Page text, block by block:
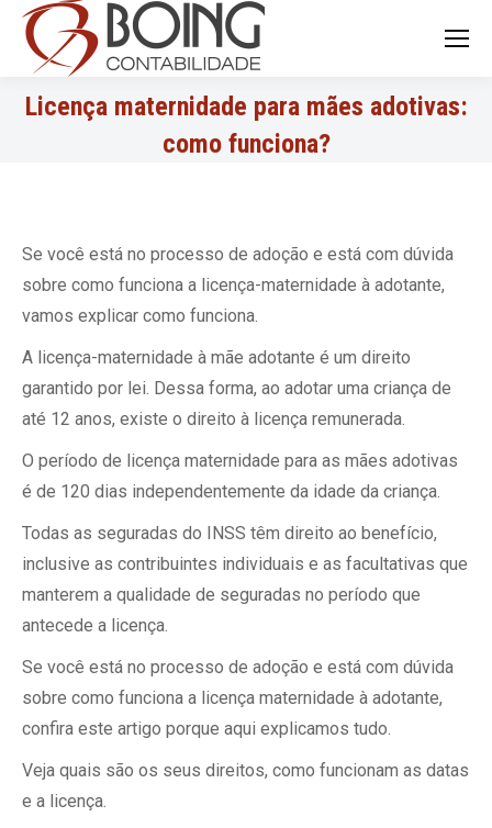
Search:
Licença maternidade para mães adotivas:
como funciona?
Se você está no processo de adoção e está com dúvida
sobre como funciona a licença-maternidade à adotante,
vamos explicar como funciona.
A licença-maternidade à mãe adotante é um direito
garantido por lei. Dessa forma, ao adotar uma criança de
até 12 anos, existe o direito à licença remunerada.
O período de licença maternidade para as mães adotivas
é de 120 dias independentemente da idade da criança.
Todas as seguradas do INSS têm direito ao benefício,
inclusive as contribuintes individuais e as facultativas que
manterem a qualidade de seguradas no período que
antecede a licença.
Se você está no processo de adoção e está com dúvida
sobre como funciona a licença maternidade à adotante,
confira este artigo porque aqui explicamos tudo.
Veja quais são os seus direitos, como funcionam as datas
e a licença.